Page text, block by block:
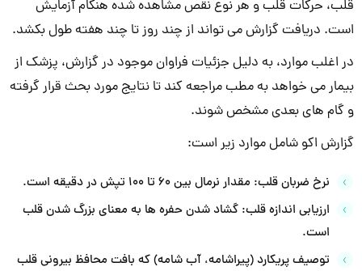
قلب، حرکات قلب و هر نوع نقص مشاهده شده هنگام آزمایش
است. دریافت گزارش می تواند از چند روز تا چند هفته طول بکشد.
در اغلب موارد، به دلیل جزئیات فراوان موجود در گزارش، پزشک از
بیمار می خواهد به مطب مراجعه کند تا نتایج مورد بحث قرار گرفته
و گام های بعدی مشخص شوند.
گزارش اکو شامل موارد زیر است:
نرخ ضربان قلب: مقدار نرمال بین 60 تا 100 تپش در دقیقه است.
ارزیابی اندازه قلب: گشاد شدن حفره ها به معنای بزرگ شدن قلب
است.
توصیف پریکارد (پیراشامه، آب شامه) که بافت محافظ بیرونی قلب